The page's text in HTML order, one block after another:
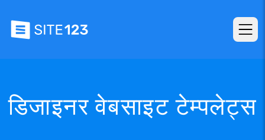
डिजाइनर वेबसाइट टेम्पलेट्स